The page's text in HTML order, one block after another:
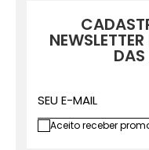
SEU E-MAIL
Aceito receber